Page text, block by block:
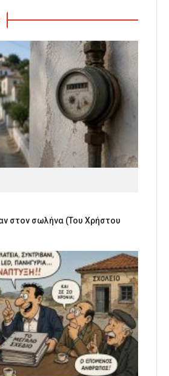
στον σωλήνα (Του Χρήστου